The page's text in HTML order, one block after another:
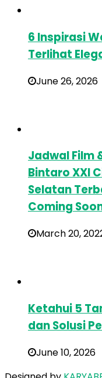
6 Inspirasi
Terlihat
June 26, 2026
Jadwal Film
Bintaro XXI
Selatan
Coming
March 20,
Ketahui 5
dan Solusi
June 10, 2026